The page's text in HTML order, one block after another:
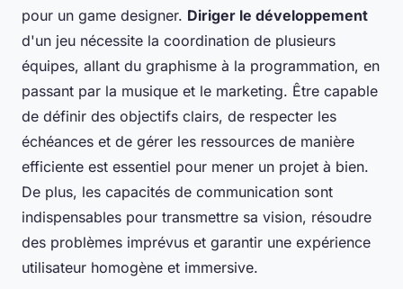
pour un game designer. Diriger le développement
d'un jeu nécessite la coordination de plusieurs
équipes, allant du graphisme à la programmation, en
passant par la musique et le marketing. Être capable
de définir des objectifs clairs, de respecter les
échéances et de gérer les ressources de manière
efficiente est essentiel pour mener un projet à bien.
De plus, les capacités de communication sont
indispensables pour transmettre sa vision, résoudre
des problèmes imprévus et garantir une expérience
utilisateur homogène et immersive.